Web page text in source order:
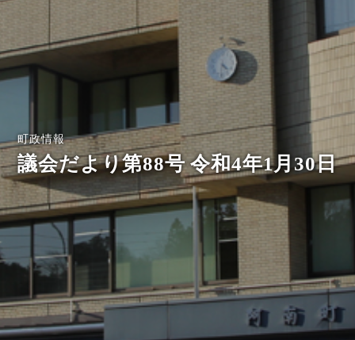
町政情報
議会だより第88号 令和4年1月30日